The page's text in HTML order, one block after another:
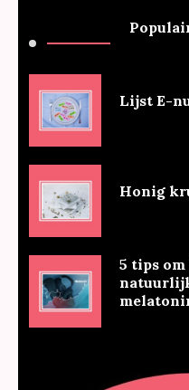
Lijst E-
Honig
5 tips